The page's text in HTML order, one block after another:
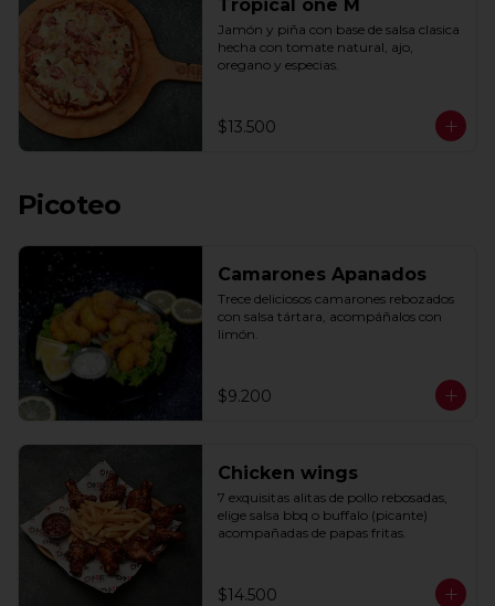
Tropical one M
Jamón y piña con base de salsa clasica
hecha con tomate natural, ajo,
oregano y especias.
$13.500
Picoteo
Camarones Apanados
Trece deliciosos camarones rebozados
con salsa tártara, acompáñalos con
limón.
$9.200
Chicken wings
7 exquisitas alitas de pollo rebosadas,
elige salsa bbq o buffalo (picante)
acompañadas de papas fritas.
$14.500